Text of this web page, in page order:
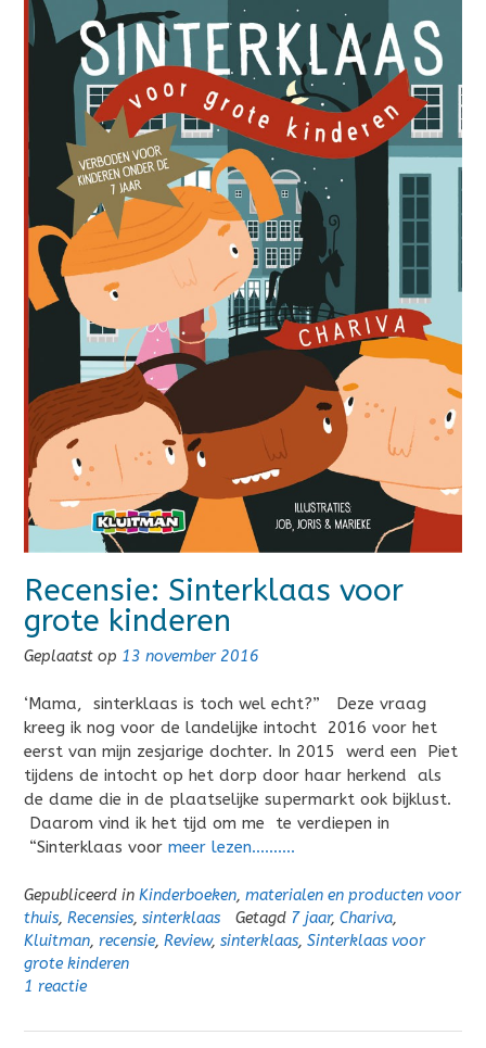
Recensie: Sinterklaas voor
grote kinderen
Geplaatst op 13 november 2016
‘Mama, sinterklaas is toch wel echt?” Deze vraag
kreeg ik nog voor de landelijke intocht 2016 voor het
eerst van mijn zesjarige dochter. In 2015 werd een Piet
tijdens de intocht op het dorp door haar herkend als
de dame die in de plaatselijke supermarkt ook bijklust.
Daarom vind ik het tijd om me te verdiepen in
“Sinterklaas voor meer lezen……….
Gepubliceerd in Kinderboeken, materialen en producten voor
thuis, Recensies, sinterklaas Getagd 7 jaar, Chariva,
Kluitman, recensie, Review, sinterklaas, Sinterklaas voor
grote kinderen
1 reactie